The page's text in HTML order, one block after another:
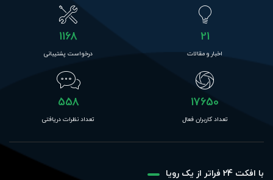
21
اخبار و مقالات
1168
درخواست پشتیبانی
17650
تعداد کاربران فعال
558
تعداد نظرات دریافتی
با افکت 24 فراتر از یک رویا